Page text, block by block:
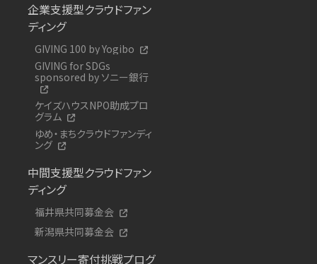
企業支援型クラウドファン
ディング
GIVING 100 by Yogibo
GIVING for SDGs
sponsored by ソニー銀行
ケイズハウスNPO助成プロ
グラム
ゆめ・まちクラウドファンディ
ング
中間支援型クラウドファン
ディング
福井県共同募金会
新潟県共同募金会
マンスリー寄付挑戦プログ